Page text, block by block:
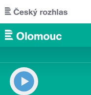
Přejít k hlavnímu obsahu